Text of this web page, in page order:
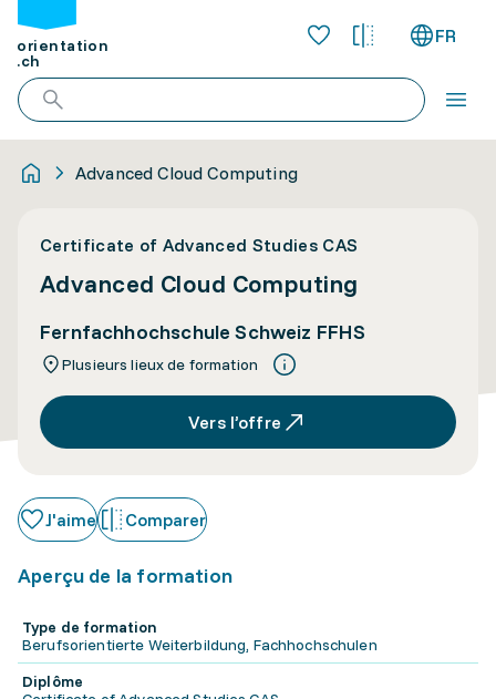
orientation
.ch
FR
Advanced Cloud Computing
Certificate of Advanced Studies CAS
Advanced Cloud Computing
Fernfachhochschule Schweiz FFHS
Plusieurs lieux de formation
Vers l’offre
J'aime Comparer
Aperçu de la formation
Type de formation
Berufsorientierte Weiterbildung, Fachhochschulen
Diplôme